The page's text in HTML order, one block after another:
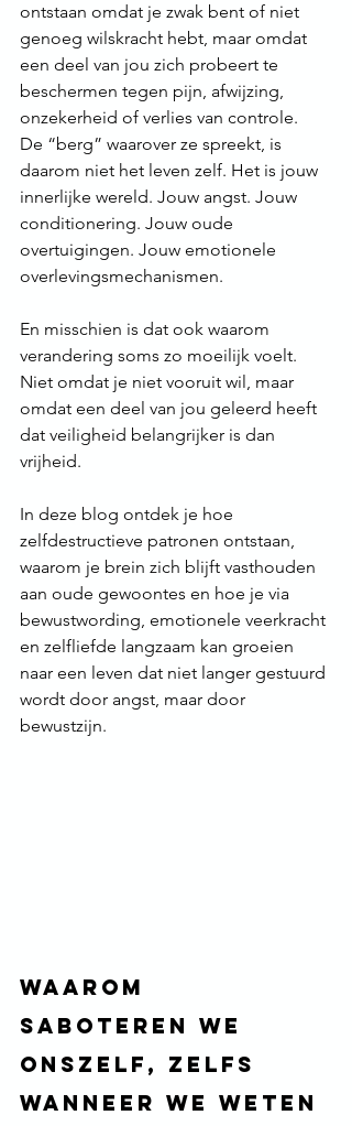
ontstaan omdat je zwak bent of niet
genoeg wilskracht hebt, maar omdat
een deel van jou zich probeert te
beschermen tegen pijn, afwijzing,
onzekerheid of verlies van controle.
De “berg” waarover ze spreekt, is
daarom niet het leven zelf. Het is jouw
innerlijke wereld. Jouw angst. Jouw
conditionering. Jouw oude
overtuigingen. Jouw emotionele
overlevingsmechanismen.
En misschien is dat ook waarom
verandering soms zo moeilijk voelt.
Niet omdat je niet vooruit wil, maar
omdat een deel van jou geleerd heeft
dat veiligheid belangrijker is dan
vrijheid.
In deze blog ontdek je hoe
zelfdestructieve patronen ontstaan,
waarom je brein zich blijft vasthouden
aan oude gewoontes en hoe je via
bewustwording, emotionele veerkracht
en zelfliefde langzaam kan groeien
naar een leven dat niet langer gestuurd
wordt door angst, maar door
bewustzijn.
Waarom
saboteren we
onszelf, zelfs
wanneer we weten